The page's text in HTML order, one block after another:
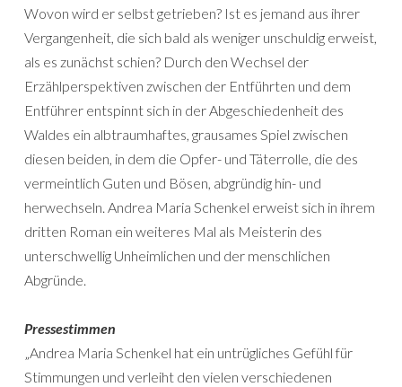
Wovon wird er selbst getrieben? Ist es jemand aus ihrer
Vergangenheit, die sich bald als weniger unschuldig erweist,
als es zunächst schien? Durch den Wechsel der
Erzählperspektiven zwischen der Entführten und dem
Entführer entspinnt sich in der Abgeschiedenheit des
Waldes ein albtraumhaftes, grausames Spiel zwischen
diesen beiden, in dem die Opfer- und Täterrolle, die des
vermeintlich Guten und Bösen, abgründig hin- und
herwechseln. Andrea Maria Schenkel erweist sich in ihrem
dritten Roman ein weiteres Mal als Meisterin des
unterschwellig Unheimlichen und der menschlichen
Abgründe.
Pressestimmen
„Andrea Maria Schenkel hat ein untrügliches Gefühl für
Stimmungen und verleiht den vielen verschiedenen